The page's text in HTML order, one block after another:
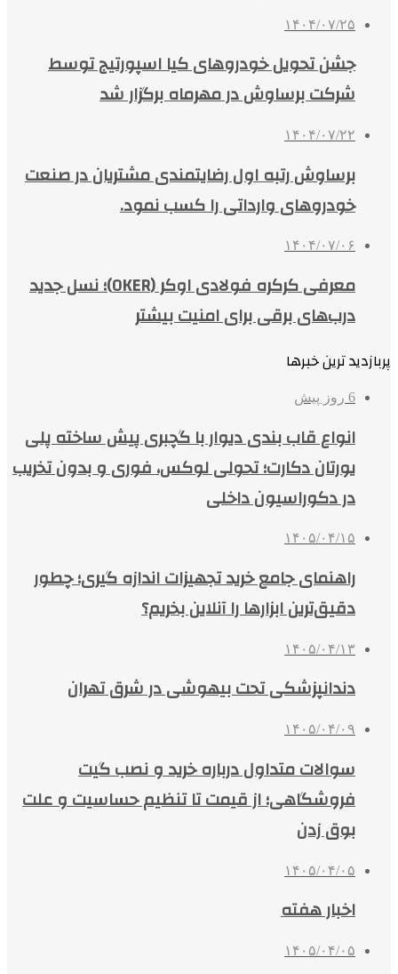
۱۴۰۴/۰۷/۲۵
جشن تحویل خودروهای کیا اسپورتیج توسط
شرکت برساوش در مهرماه برگزار شد
۱۴۰۴/۰۷/۲۲
برساوش رتبه اول رضایتمندی مشتریان در صنعت
خودروهای وارداتی را کسب نمود.
۱۴۰۴/۰۷/۰۶
معرفی کرکره فولادی اوکر (OKER)؛ نسل جدید
درب‌های برقی برای امنیت بیشتر
پربازدید ترین خبرها
6 روز پیش
انواع قاب بندی دیوار با گچبری پیش ساخته پلی
یورتان دکارت؛ تحولی لوکس، فوری و بدون تخریب
در دکوراسیون داخلی
۱۴۰۵/۰۴/۱۵
راهنمای جامع خرید تجهیزات اندازه گیری؛ چطور
دقیق‌ترین ابزارها را آنلاین بخریم؟
۱۴۰۵/۰۴/۱۳
دندانپزشکی تحت بیهوشی در شرق تهران
۱۴۰۵/۰۴/۰۹
سوالات متداول درباره خرید و نصب گیت
فروشگاهی؛ از قیمت تا تنظیم حساسیت و علت
بوق زدن
۱۴۰۵/۰۴/۰۵
اخبار هفته
۱۴۰۵/۰۴/۰۵